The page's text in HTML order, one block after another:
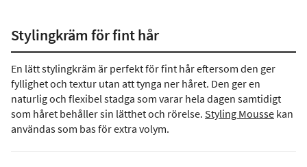
Stylingkräm för fint hår
En lätt stylingkräm är perfekt för fint hår eftersom den ger
fyllighet och textur utan att tynga ner håret. Den ger en
naturlig och flexibel stadga som varar hela dagen samtidigt
som håret behåller sin lätthet och rörelse. Styling Mousse kan
användas som bas för extra volym.